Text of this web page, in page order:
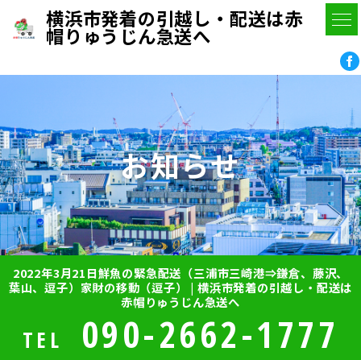
横浜市発着の引越し・配送は赤
帽りゅうじん急送へ
お知らせ
2022年3月21日鮮魚の緊急配送（三浦市三崎港⇒鎌倉、藤沢、
葉山、逗子）家財の移動（逗子） | 横浜市発着の引越し・配送は
赤帽りゅうじん急送へ
TEL 090-2662-1777